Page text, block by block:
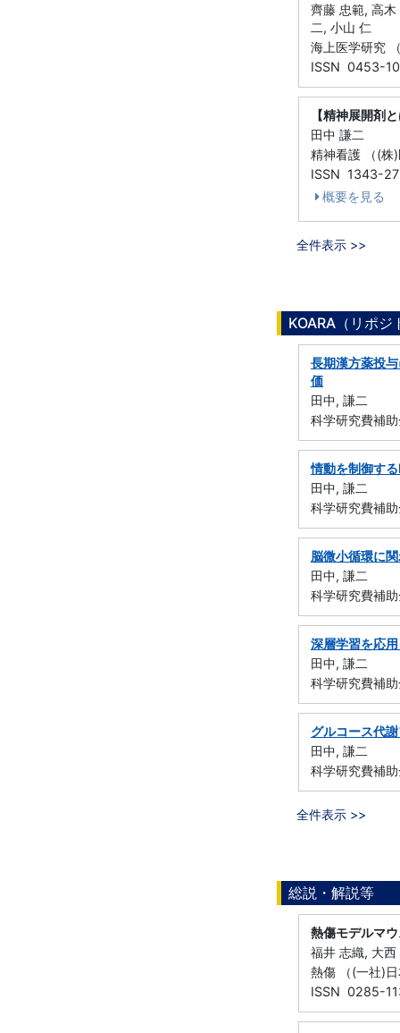
齊藤 忠範, 高
二, 小山 仁
海上医学研究
ISSN 0453-
【精神展開剤
田中 謙二
精神看護 （(
ISSN 1343-
概要を見る
全件表示 >>
KOARA（リポ
長期漢方薬投
価
田中, 謙二
科学研究費補
情動を制御す
田中, 謙二
科学研究費補
脳微小循環に
田中, 謙二
科学研究費補
深層学習を応
田中, 謙二
科学研究費補
グルコース代
田中, 謙二
科学研究費補
全件表示 >>
総説・解説等
熱傷モデルマ
福井 志織, 大
熱傷 （(一社)
ISSN 0285-